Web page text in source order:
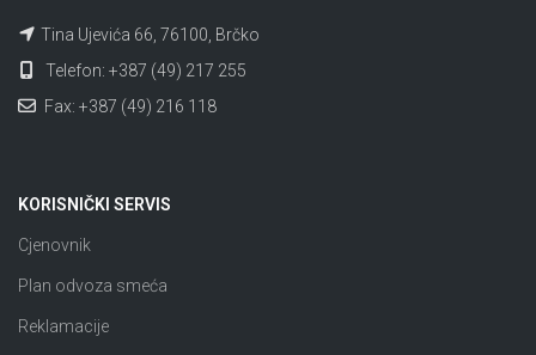
Tina Ujevića 66, 76100, Brčko
Telefon: +387 (49) 217 255
Fax: +387 (49) 216 118
KORISNIČKI SERVIS
Cjenovnik
Plan odvoza smeća
Reklamacije